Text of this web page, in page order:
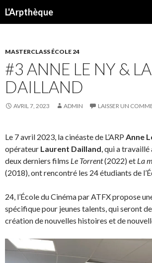
L'Arpthèque
MASTERCLASS ÉCOLE 24
#3 ANNE LE NY &
DAILLAND
AVRIL 7, 2023 ADMIN LAISSER UN
Le 7 avril 2023, la cinéaste de L’ARP Anne
opérateur Laurent Dailland, qui a travaillé
deux derniers films Le Torrent(2022) et La
(2018), ont rencontré les 24 étudiants de
24, l’École du Cinéma par ATFX propose
spécifique pour jeunes talents, qui seront
création de nouvelles histoires et de